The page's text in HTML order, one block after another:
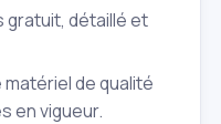
gratuit, détaillé et
de qualité
en vigueur.